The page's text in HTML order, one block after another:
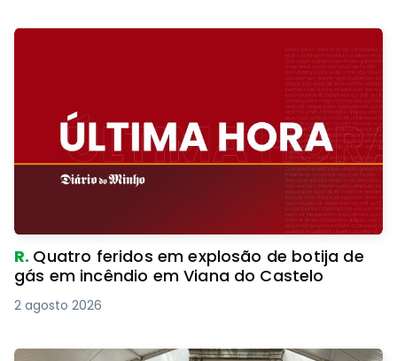
R. Quatro feridos em explosão de botija de
gás em incêndio em Viana do Castelo
2 agosto 2026